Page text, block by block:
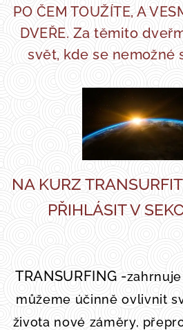
PO ČEM TOUŽÍTE, A
DVEŘE. Za těmito
svět, kde se nemožné
NA KURZ
PŘIHLÁSIT V
TRANSURFING -
můžeme účinně ovlivnit
života nové záměry,